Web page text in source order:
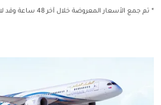
* تم جمع الأسعار المعروضة خلال آخر 48 ساعة وقد لا تكون متاحة وقت الحجز.